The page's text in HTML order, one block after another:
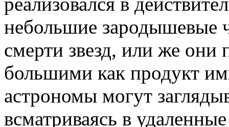
небольшие зародышевые
смерти звезд, или же они
большими как продукт
астрономы могут
всматриваясь в